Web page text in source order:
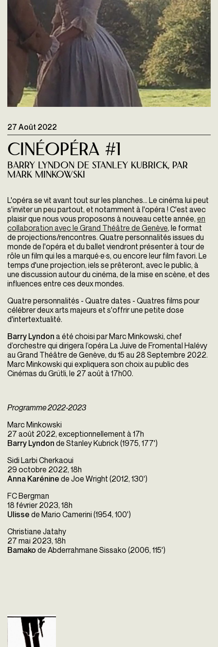
27 Août 2022
CinéOpéra #1
Barry Lyndon de Stanley Kubrick, par
Mark Minkowski
L'opéra se vit avant tout sur les planches... Le cinéma lui peut
s'inviter un peu partout, et notamment à l'opéra ! C'est avec
plaisir que nous vous proposons à nouveau cette année, en
collaboration avec le Grand Théâtre de Genève, le format
de projections/rencontres. Quatre personnalités issues du
monde de l'opéra et du ballet viendront présenter à tour de
rôle un film qui les a marqué·e·s, ou encore leur film favori. Le
temps d'une projection, iels se prêteront, avec le public, à
une discussion autour du cinéma, de la mise en scène, et des
influences entre ces deux mondes.
Quatre personnalités - Quatre dates - Quatres films pour
célébrer deux arts majeurs et s'offrir une petite dose
d'intertextualité.
Barry Lyndon a été choisi par Marc Minkowski, chef
d’orchestre qui dirigera l’opéraLa Juive de Fromental Halévy
au Grand Théâtre de Genève, du 15 au 28 Septembre 2022.
Marc Minkowski qui expliquera son choix au public des
Cinémas du Grütli, le 27 août à 17h00.
Programme 2022-2023
Marc Minkowski
27 août 2022, exceptionnellement à 17h
Barry Lyndon de Stanley Kubrick (1975, 177')
Sidi Larbi Cherkaoui
29 octobre 2022, 18h
Anna Karénine de Joe Wright (2012, 130')
FC Bergman
18 février 2023, 18h
Ulisse de Mario Camerini (1954, 100')
Christiane Jatahy
27 mai 2023, 18h
Bamako de Abderrahmane Sissako (2006, 115')
vost - 184'